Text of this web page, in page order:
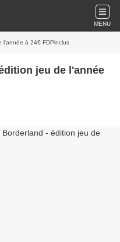
MENU
l'année à 24€ FDPinclus
jeu de l'année